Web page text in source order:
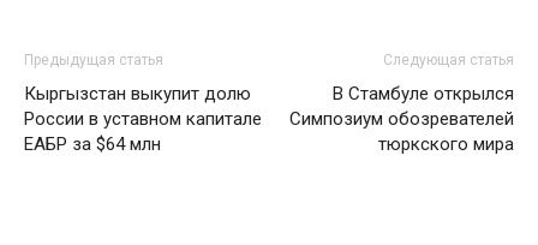
Предыдущая статья
Кыргызстан выкупит долю
России в уставном капитале
ЕАБР за $64 млн
Следующая статья
В Стамбуле открылся
Симпозиум обозревателей
тюркского мира